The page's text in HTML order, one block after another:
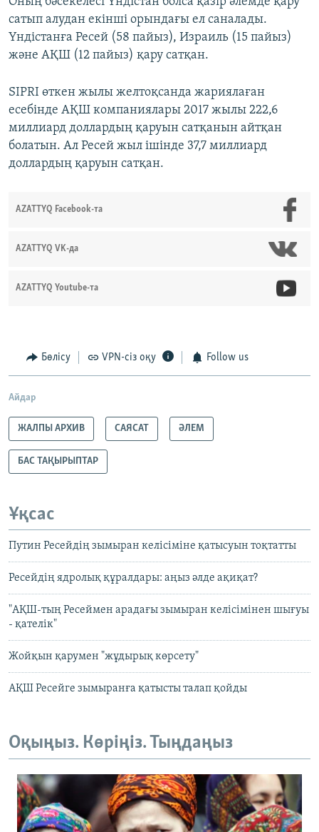
сатып алудан екінші орындағы ел саналады.
Үндістанға Ресей (58 пайыз), Израиль (15 пайыз)
және АҚШ (12 пайыз) қару сатқан.
SIPRI өткен жылы желтоқсанда жариялаған
есебінде АҚШ компаниялары 2017 жылы 222,6
миллиард доллардың қаруын сатқанын айтқан
болатын. Ал Ресей жыл ішінде 37,7 миллиард
доллардың қаруын сатқан.
AZATTYQ Facebook-та
AZATTYQ VK-да
AZATTYQ Youtube-та
Бөлісу VPN-сіз оқу Follow us
Айдар
ЖАЛПЫ АРХИВ САЯСАТ ӘЛЕМ
БАС ТАҚЫРЫПТАР
Ұқсас
Путин Ресейдің зымыран келісіміне қатысуын тоқтатты
Ресейдің ядролық құралдары: аңыз әлде ақиқат?
"АҚШ-тың Ресеймен арадағы зымыран келісімінен шығуы
- қателік"
Жойқын қарумен "жұдырық көрсету"
АҚШ Ресейге зымыранға қатысты талап қойды
Оқыңыз. Көріңіз. Тыңдаңыз